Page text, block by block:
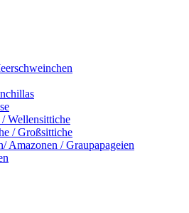
Wellensittiche
/ Großsittiche
Amazonen / Graupapageien